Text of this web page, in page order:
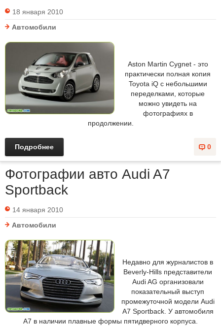
18 января 2010
Автомобили
Aston Martin Cygnet - это
практически полная копия
Toyota iQ с небольшими
переделками, которые
можно увидеть на
фотографиях в
продолжении.
0
Подробнее
Фотографии авто Audi A7
Sportback
14 января 2010
Автомобили
Недавно для журналистов в
Beverly-Hills представители
Audi AG организовали
показательный выступ
промежуточной модели Audi
A7 Sportback. У автомобиля
A7 в наличии плавные формы пятидверного корпуса.